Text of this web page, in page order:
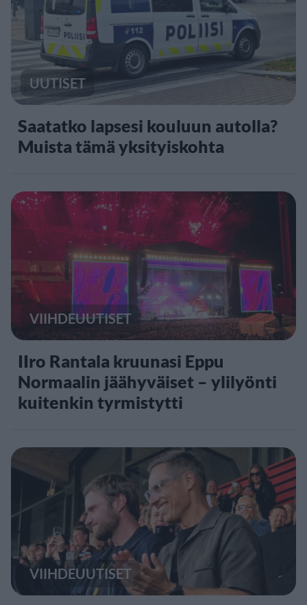
UUTISET
Saatatko lapsesi kouluun autolla?
Muista tämä yksityiskohta
VIIHDEUUTISET
IIro Rantala kruunasi Eppu
Normaalin jäähyväiset – ylilyönti
kuitenkin tyrmistytti
VIIHDEUUTISET